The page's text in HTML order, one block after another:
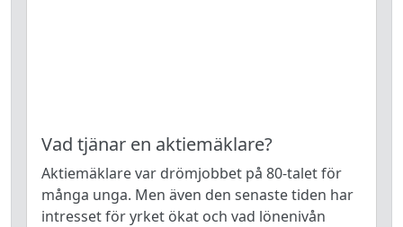
Vad tjänar en aktiemäklare?
Aktiemäklare var drömjobbet på 80-talet för
många unga. Men även den senaste tiden har
intresset för yrket ökat och vad lönenivån